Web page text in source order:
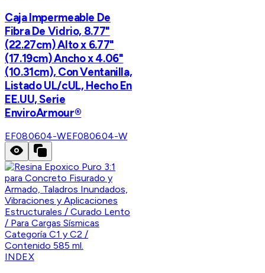
Caja Impermeable De
Fibra De Vidrio, 8.77"
(22.27cm) Alto x 6.77"
(17.19cm) Ancho x 4.06"
(10.31cm), Con Ventanilla,
Listado UL/cUL, Hecho En
EE.UU, Serie
EnviroArmour®
EF080604-WEF080604-W
INDEX